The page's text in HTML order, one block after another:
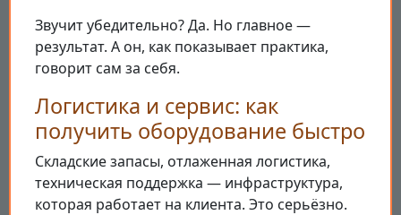
Звучит убедительно? Да. Но главное —
результат. А он, как показывает практика,
говорит сам за себя.
Логистика и сервис: как
получить оборудование быстро
Складские запасы, отлаженная логистика,
техническая поддержка — инфраструктура,
которая работает на клиента. Это серьёзно.